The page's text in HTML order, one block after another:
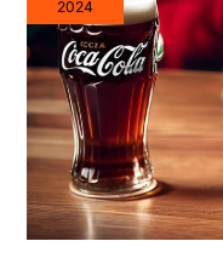
2024